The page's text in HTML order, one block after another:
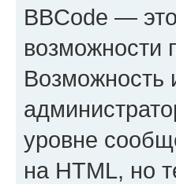
BBCode —
возможности
Возможность
уровне
на HTML, но